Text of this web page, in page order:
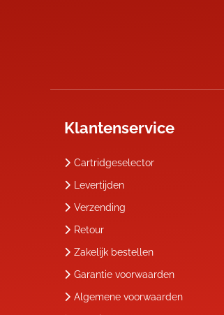
Klantenservice
Cartridgeselector
Levertijden
Verzending
Retour
Zakelijk bestellen
Garantie voorwaarden
Algemene voorwaarden